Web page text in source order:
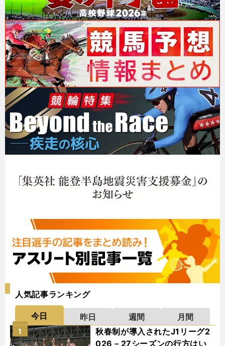
人気記事ランキング
今日 昨日 週間
月間
秋春制が導入されたJ1リーグ2
026－27シーズンの行方はい
1